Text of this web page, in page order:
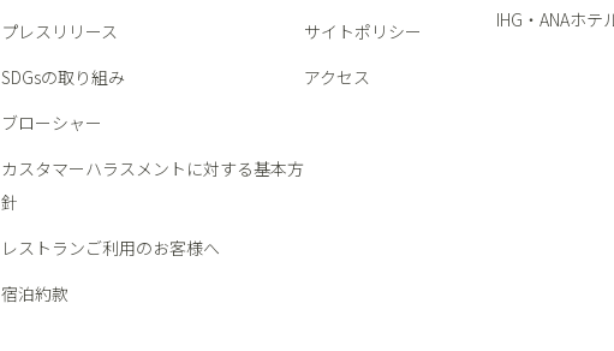
プレスリリース
SDGsの取り組み
ブローシャー
カスタマーハラスメントに対する基本方
針
レストランご利用のお客様へ
宿泊約款
サイトポリシー
アクセス
IHG・ANAホテ